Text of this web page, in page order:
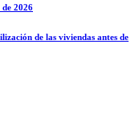
2026
de las viviendas antes de